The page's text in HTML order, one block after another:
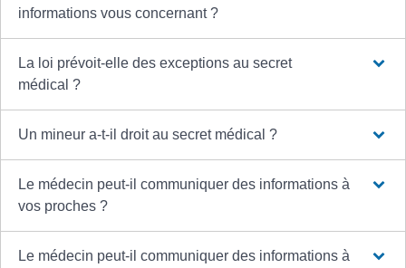
informations vous concernant ?
La loi prévoit-elle des exceptions au secret
médical ?
Un mineur a-t-il droit au secret médical ?
Le médecin peut-il communiquer des informations à
vos proches ?
Le médecin peut-il communiquer des informations à